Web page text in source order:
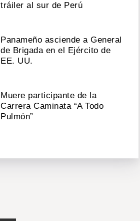
tráiler al sur de Perú
Panameño asciende a General
de Brigada en el Ejército de
EE. UU.
Muere participante de la
Carrera Caminata “A Todo
Pulmón”